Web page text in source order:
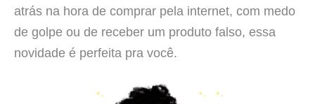
atrás na hora de comprar pela internet, com medo
de golpe ou de receber um produto falso, essa
novidade é perfeita pra você.